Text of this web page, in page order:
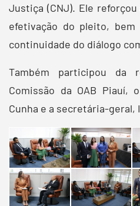
Justiça (CNJ). Ele
efetivação do pleito,
continuidade do diálogo
Também participou da
Comissão da OAB Piauí,
Cunha e a secretária-geral,